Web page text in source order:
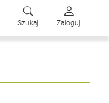
Szukaj Zaloguj